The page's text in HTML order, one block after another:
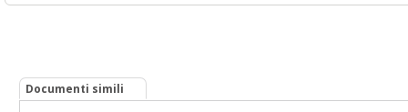
Documenti simili